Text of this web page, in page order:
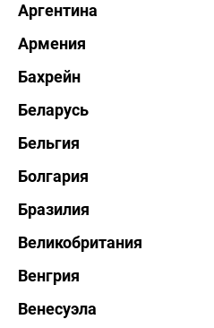
Аргентина
Армения
Бахрейн
Беларусь
Бельгия
Болгария
Бразилия
Великобритания
Венгрия
Венесуэла